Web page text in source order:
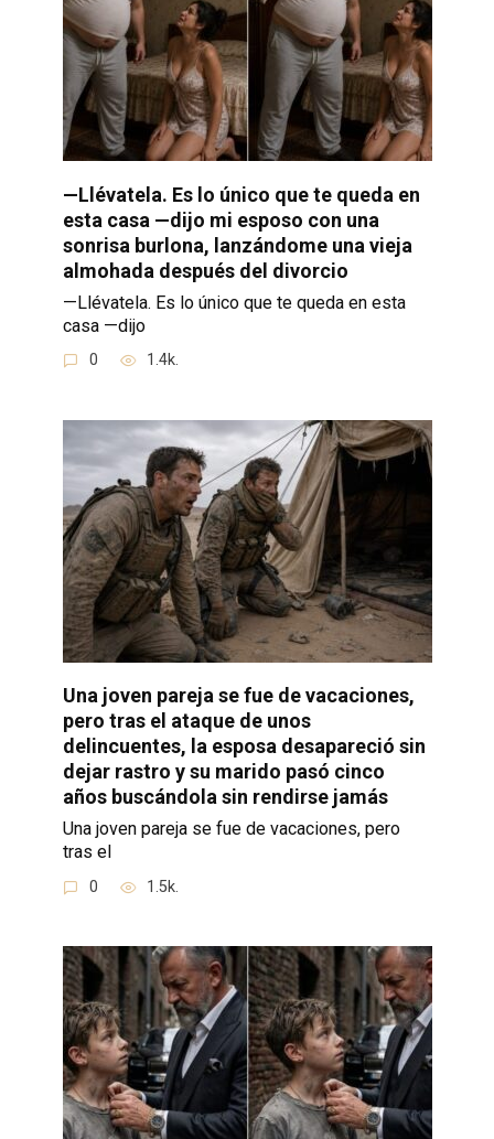
—Llévatela. Es lo único que te queda en
esta casa —dijo mi esposo con una
sonrisa burlona, lanzándome una vieja
almohada después del divorcio
—Llévatela. Es lo único que te queda en esta
casa —dijo
0 1.4k.
Una joven pareja se fue de vacaciones,
pero tras el ataque de unos
delincuentes, la esposa desapareció sin
dejar rastro y su marido pasó cinco
años buscándola sin rendirse jamás
Una joven pareja se fue de vacaciones, pero
tras el
0 1.5k.